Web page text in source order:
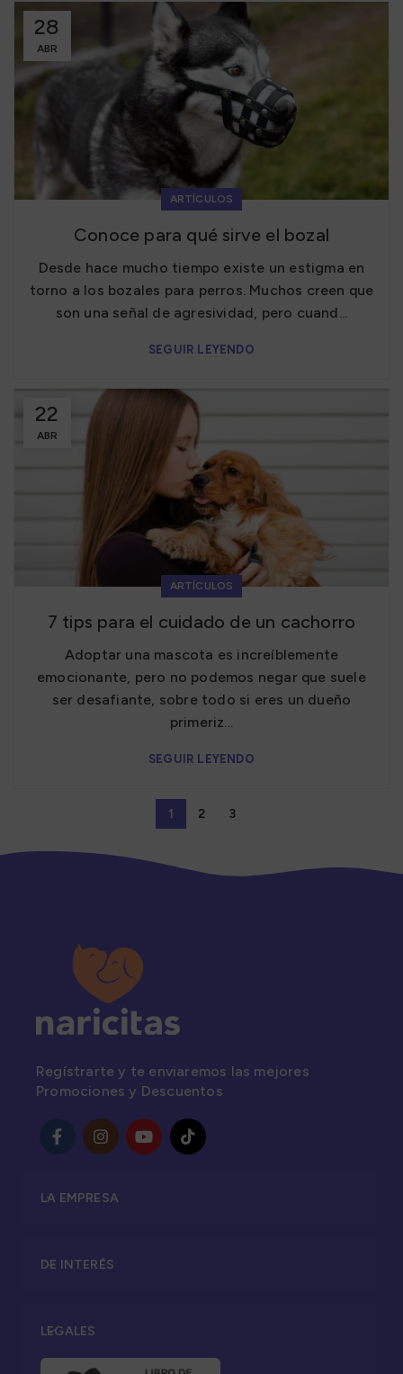
28
ABR
ARTÍCULOS
Conoce para qué sirve el bozal
Desde hace mucho tiempo existe un estigma en
torno a los bozales para perros. Muchos creen que
son una señal de agresividad, pero cuand...
SEGUIR LEYENDO
22
ABR
ARTÍCULOS
7 tips para el cuidado de un cachorro
Adoptar una mascota es increíblemente
emocionante, pero no podemos negar que suele
ser desafiante, sobre todo si eres un dueño
primeriz...
SEGUIR LEYENDO
1 2 3
Regístrarte y te enviaremos las mejores
Promociones y Descuentos
LA EMPRESA
DE INTERÉS
LEGALES